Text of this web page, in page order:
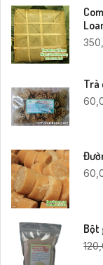
Trà
Bột